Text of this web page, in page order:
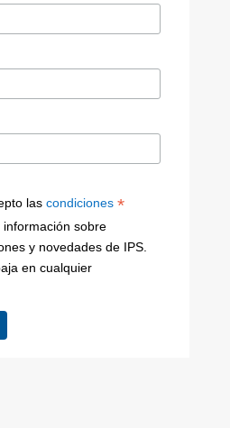
las condiciones *
sobre
y novedades de IPS.
en cualquier